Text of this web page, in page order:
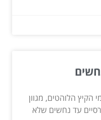
הקיץ הלוהטים, מגוון
עד נחשים שלא